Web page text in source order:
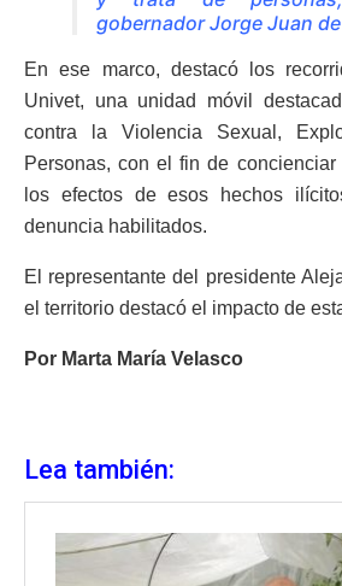
gobernador Jorge Juan
En ese marco, destacó los
Univet, una unidad móvil
contra la Violencia Sexual,
Personas, con el fin de
los efectos de esos hechos
denuncia habilitados.
El representante del presidente
el territorio destacó el impacto de
Por Marta María Velasco
Lea también: